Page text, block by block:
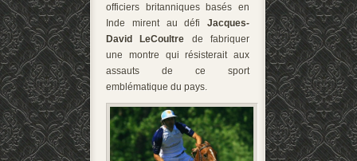
officiers britanniques basés en
Inde mirent au défi Jacques-
David LeCoultre de fabriquer
une montre qui résisterait aux
assauts de ce sport
emblématique du pays.